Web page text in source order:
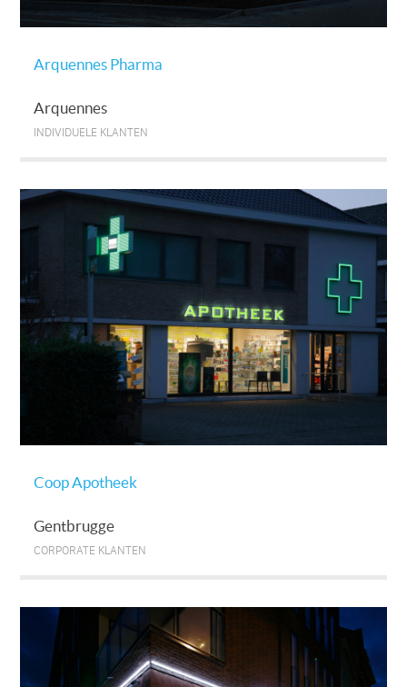
Arquennes Pharma
Arquennes
INDIVIDUELE KLANTEN
Coop Apotheek
Gentbrugge
CORPORATE KLANTEN